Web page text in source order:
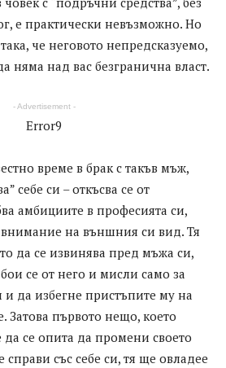
е практически невъзможно. Но
че неговото непредсказуемо,
няма над вас безгранична власт.
- Advertisement -
Error9
време в брак с такъв мъж,
себе си – откъсва се от
амбициите в професията си,
на външния си вид. Тя
да се извинява пред мъжа си,
се от него и мисли само за
и да избегне пристъпите му на
Затова първото нещо, което
да се опита да промени своето
справи със себе си, тя ще овладее